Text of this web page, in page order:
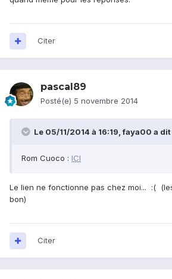
Citer
pascal89
Posté(e) 5 novembre 2014
Le 05/11/2014 à 16:19, faya00 a dit
Rom Cuoco : ICI
Le lien ne fonctionne pas chez moi... :(
bon)
Citer